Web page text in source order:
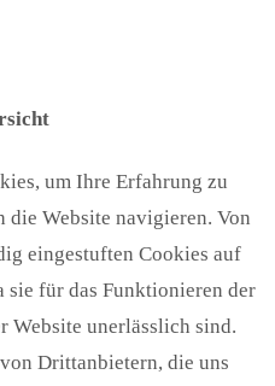
um Ihre Erfahrung zu
die Website navigieren. Von
eingestuften Cookies auf
sie für das Funktionieren der
Website unerlässlich sind.
Drittanbietern, die uns